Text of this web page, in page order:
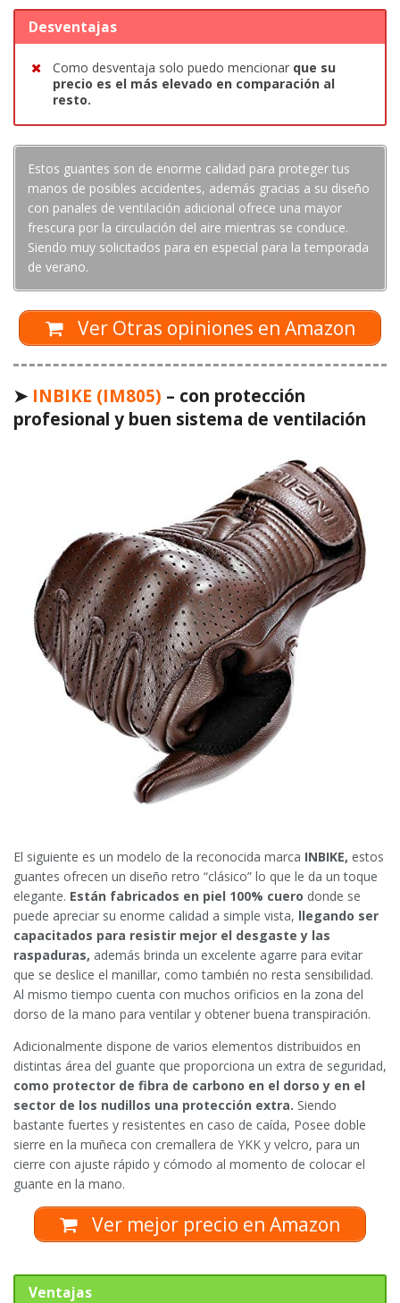
Desventajas
Como desventaja solo puedo mencionar que su
precio es el más elevado en comparación al
resto.
Estos guantes son de enorme calidad para proteger tus
manos de posibles accidentes, además gracias a su diseño
con panales de ventilación adicional ofrece una mayor
frescura por la circulación del aire mientras se conduce.
Siendo muy solicitados para en especial para la temporada
de verano.
Ver Otras opiniones en Amazon
➤ INBIKE (IM805) – con protección
profesional y buen sistema de ventilación
El siguiente es un modelo de la reconocida marca INBIKE, estos
guantes ofrecen un diseño retro “clásico” lo que le da un toque
elegante. Están fabricados en piel 100% cuero donde se
puede apreciar su enorme calidad a simple vista, llegando ser
capacitados para resistir mejor el desgaste y las
raspaduras, además brinda un excelente agarre para evitar
que se deslice el manillar, como también no resta sensibilidad.
Al mismo tiempo cuenta con muchos orificios en la zona del
dorso de la mano para ventilar y obtener buena transpiración.
Adicionalmente dispone de varios elementos distribuidos en
distintas área del guante que proporciona un extra de seguridad,
como protector de fibra de carbono en el dorso y en el
sector de los nudillos una protección extra. Siendo
bastante fuertes y resistentes en caso de caída, Posee doble
sierre en la muñeca con cremallera de YKK y velcro, para un
cierre con ajuste rápido y cómodo al momento de colocar el
guante en la mano.
Ver mejor precio en Amazon
Ventajas